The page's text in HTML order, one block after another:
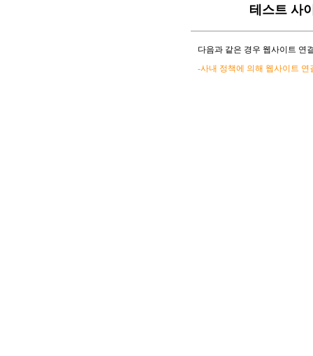
테스트 사
다음과 같은 경우 웹사이트 연
-사내 정책에 의해 웹사이트